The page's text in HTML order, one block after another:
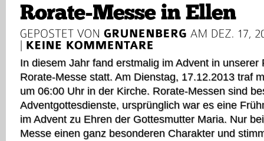
In diesem Jahr fand erstmalig im Advent in unserer
Rorate-Messe statt. Am Dienstag, 17.12.2013 traf
um 06:00 Uhr in der Kirche. Rorate-Messen sind
Adventgottesdienste, ursprünglich war es eine
im Advent zu Ehren der Gottesmutter Maria. Nur
Messe einen ganz besonderen Charakter und